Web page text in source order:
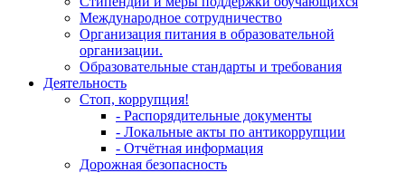
Международное сотрудничество
Организация питания в образовательной
организации.
Образовательные стандарты и требования
Деятельность
Стоп, коррупция!
- Распорядительные документы
- Локальные акты по антикоррупции
- Отчётная информация
Дорожная безопасность